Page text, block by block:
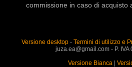
commissione in caso di acquisto
Versione desktop- Termini di utilizzo e
juza.ea@gmail.com - P.
Versione Bianca